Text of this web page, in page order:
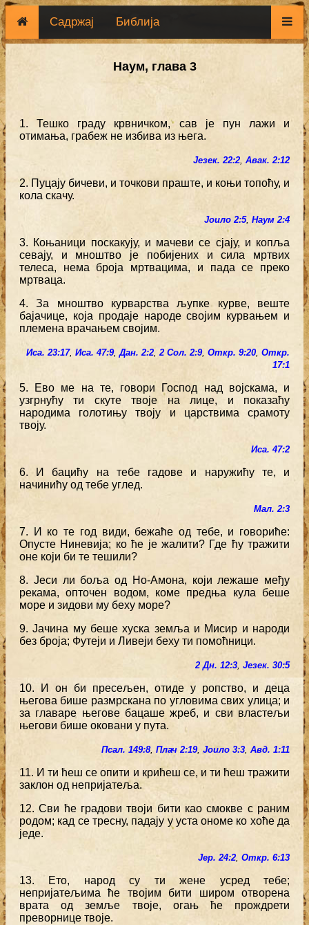
Садржај Библија
Наум, глава 3
1. Тешко граду крвничком, сав је пун лажи и
отимања, грабеж не избива из њега.
Језек. 22:2, Авак. 2:12
2. Пуцају бичеви, и точкови праште, и коњи топоћу, и
кола скачу.
Јоило 2:5, Наум 2:4
3. Коњаници поскакују, и мачеви се сјају, и копља
севају, и мноштво је побијених и сила мртвих
телеса, нема броја мртвацима, и пада се преко
мртваца.
4. За мноштво курварства љупке курве, веште
бајачице, која продаје народе својим курвањем и
племена врачањем својим.
Иса. 23:17, Иса. 47:9,Дан. 2:2,2 Сол. 2:9, Откр. 9:20, Откр.
17:1
5. Ево ме на те, говори Господ над војскама, и
узгрнућу ти скуте твоје на лице, и показаћу
народима голотињу твоју и царствима срамоту
твоју.
Иса. 47:2
6. И бацићу на тебе гадове и наружићу те, и
начинићу од тебе углед.
Мал. 2:3
7. И ко те год види, бежаће од тебе, и говориће:
Опусте Ниневија; ко ће је жалити? Где ћу тражити
оне који би те тешили?
8. Јеси ли боља од Но-Амона, који лежаше међу
рекама, опточен водом, коме предња кула беше
море и зидови му беху море?
9. Јачина му беше хуска земља и Мисир и народи
без броја; Футеји и Ливеји беху ти помоћници.
2 Дн. 12:3, Језек. 30:5
10. И он би пресељен, отиде у ропство, и деца
његова бише размрскана по угловима свих улица; и
за главаре његове бацаше жреб, и сви властељи
његови бише оковани у пута.
Псал. 149:8, Плач 2:19, Јоило 3:3, Авд. 1:11
11. И ти ћеш се опити и крићеш се, и ти ћеш тражити
заклон од непријатеља.
12. Сви ће градови твоји бити као смокве с раним
родом; кад се тресну, падају у уста ономе ко хоће да
једе.
Јер. 24:2, Откр. 6:13
13. Ето, народ су ти жене усред тебе;
непријатељима ће твојим бити широм отворена
врата од земље твоје, огањ ће прождрети
преворнице твоје.